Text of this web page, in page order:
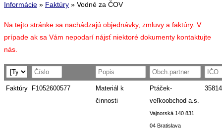
Informácie » Faktúry » Vodné za ČOV
Na tejto stránke sa nachádzajú objednávky, zmluvy a faktúry. V
prípade ak sa Vám nepodarí nájsť niektoré dokumenty kontaktujte
nás.
Faktúry F1052600577
Materiál k
činnosti
Ptáček-
veľkoobchod a.s.
Vajnorská 140 831
04 Bratislava